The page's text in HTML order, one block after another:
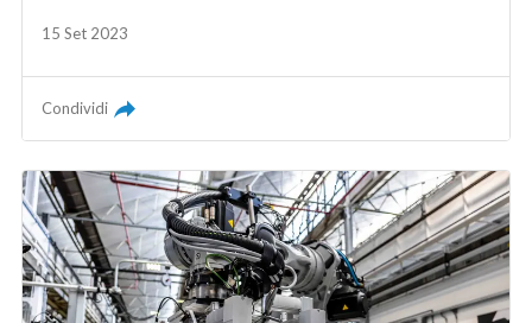
15 Set 2023
Condividi